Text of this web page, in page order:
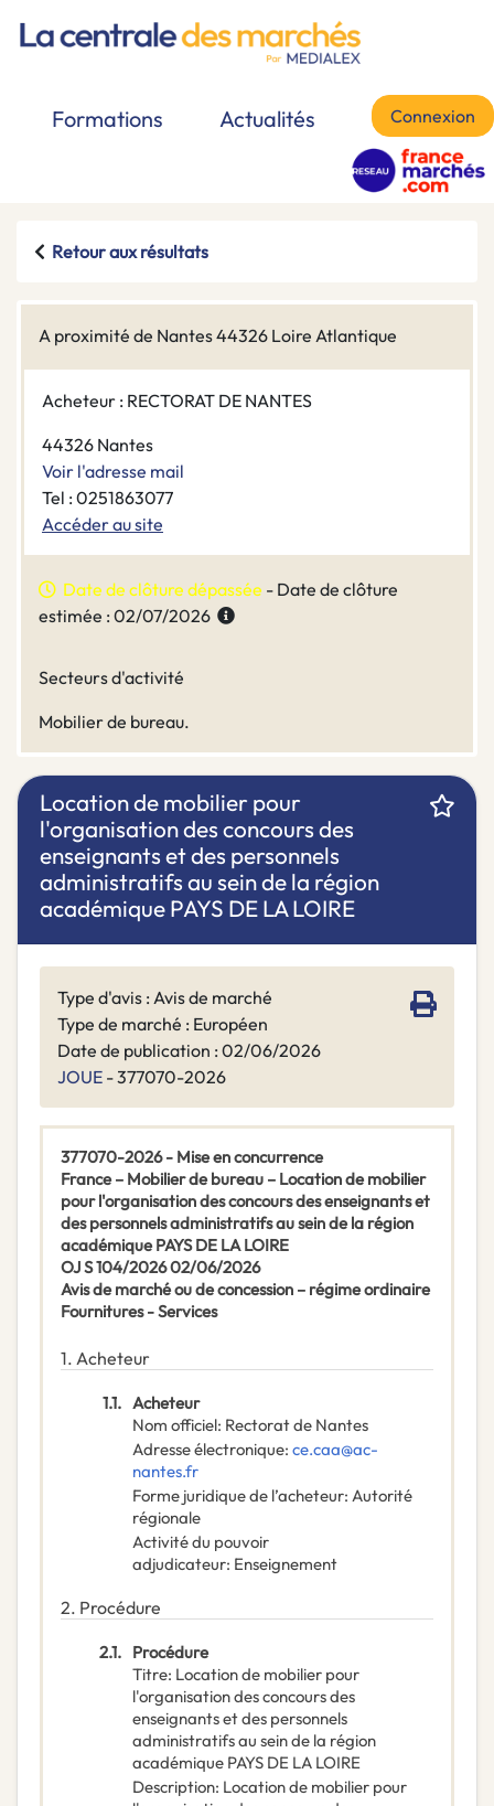
Formations Actualités Connexion
Retour aux résultats
A proximité de Nantes 44326 Loire Atlantique
Acheteur : RECTORAT DE NANTES
44326 Nantes
Voir l'adresse mail
Tel : 0251863077
Accéder au site
Date de clôture dépassée - Date de clôture
estimée : 02/07/2026
Secteurs d'activité
Mobilier de bureau.
Location de mobilier pour
l'organisation des concours des
enseignants et des personnels
administratifs au sein de la région
académique PAYS DE LA LOIRE
Type d'avis : Avis de marché
Type de marché : Européen
Date de publication : 02/06/2026
JOUE - 377070-2026
377070-2026 - Mise en concurrence
France – Mobilier de bureau – Location de mobilier
pour l'organisation des concours des enseignants et
des personnels administratifs au sein de la région
académique PAYS DE LA LOIRE
OJ S 104/2026 02/06/2026
Avis de marché ou de concession – régime ordinaire
Fournitures -Services
1. Acheteur
1.1. Acheteur
Nom officiel: Rectorat de Nantes
Adresse électronique: ce.caa@ac-
nantes.fr
Forme juridique de l’acheteur: Autorité
régionale
Activité du pouvoir
adjudicateur: Enseignement
2. Procédure
2.1. Procédure
Titre: Location de mobilier pour
l'organisation des concours des
enseignants et des personnels
administratifs au sein de la région
académique PAYS DE LA LOIRE
Description: Location de mobilier pour